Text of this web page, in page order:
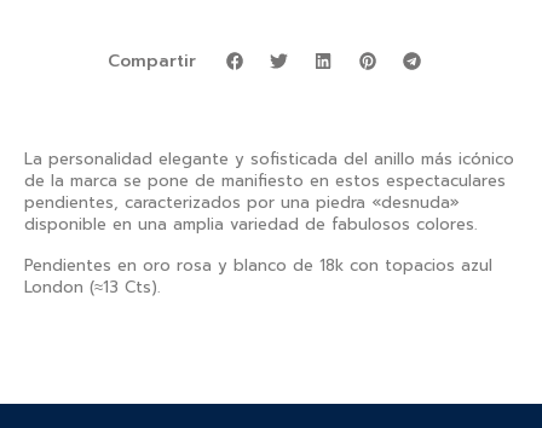
Compartir
La personalidad elegante y sofisticada del anillo más icónico
de la marca se pone de manifiesto en estos espectaculares
pendientes, caracterizados por una piedra «desnuda»
disponible en una amplia variedad de fabulosos colores.
Pendientes en oro rosa y blanco de 18k con topacios azul
London (≈13 Cts).